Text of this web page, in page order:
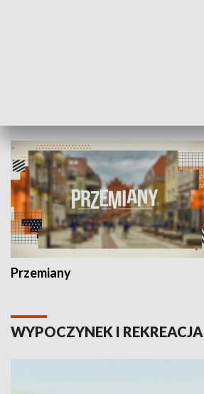
Przemiany
WYPOCZYNEK I REKREACJA